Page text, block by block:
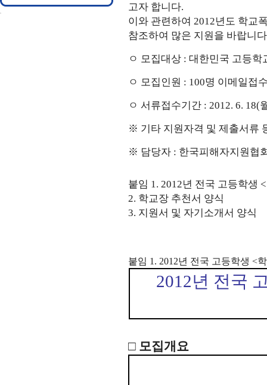
고자 합니다.
이와 관련하여 2012년도 학교
참조하여 많은 지원을 바랍니
ㅇ 모집대상 : 대한민국 고등
ㅇ 모집인원 : 100명 이메일접
ㅇ 서류접수기간 : 2012. 6. 18(
※ 기타 지원자격 및 제출서류
※ 담당자 : 한국피해자지원협
붙임 1. 2012년 전국 고등학생
2. 학교장 추천서 양식
3. 지원서 및 자기소개서 양식
붙임 1. 2012년 전국 고등학생 <
2012년 전국
□ 모집개요